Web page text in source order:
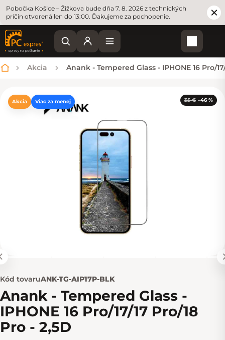
Pobočka Košice – Žižkova bude dňa 7. 8. 2026 z technických
príčin otvorená len do 13:00. Ďakujeme za pochopenie.
Domov
Akcia Anank - Tempered Glass - IPHONE 16 Pro/
Akcia Viac za menej 35 € –46 %
Kód tovaruANK-TG-AIP17P-BLK
Anank - Tempered Glass -
IPHONE 16 Pro/17/17 Pro/18
Pro - 2,5D